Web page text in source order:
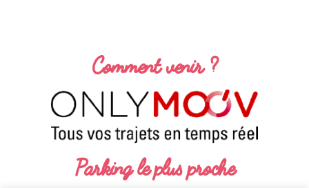
Comment venir ?
Parking le plus proche